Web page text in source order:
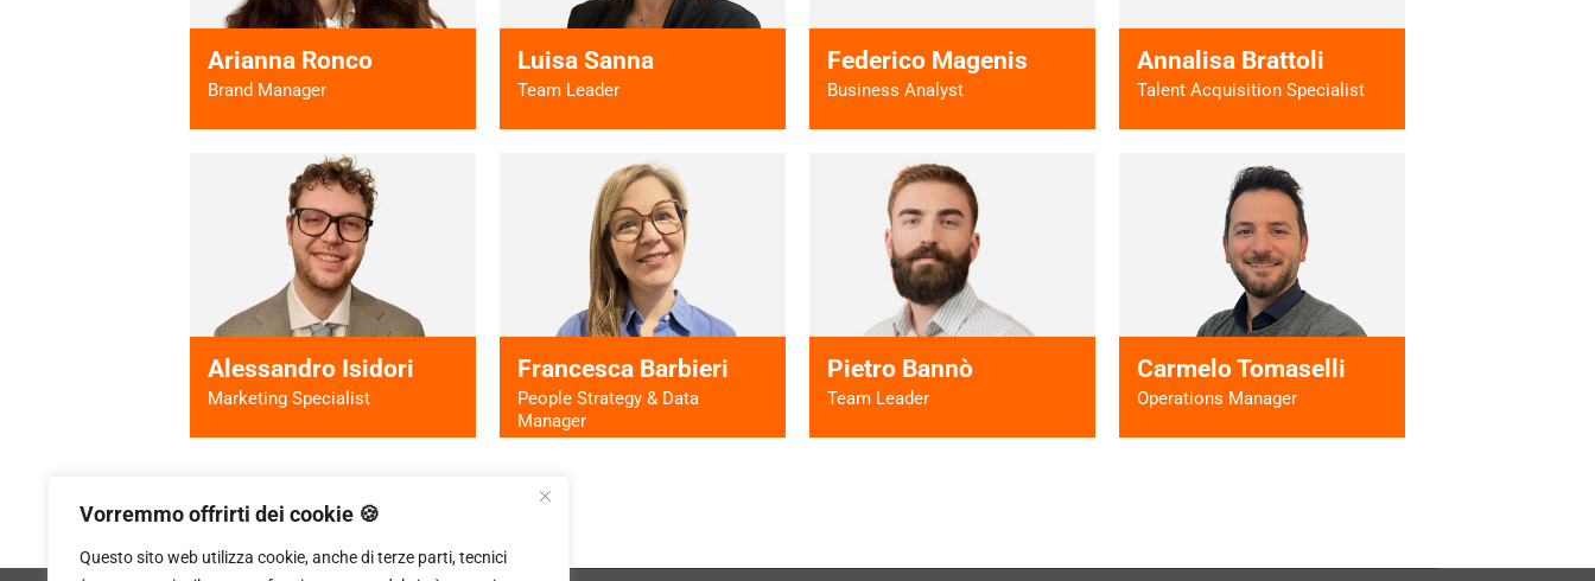
Vorremmo offrirti dei cookie 🍪
Questo sito web utilizza cookie, anche di terze parti, tecnici
Arianna Ronco
Brand Manager
Vai al profilo >
Luisa Sanna
Team Leader
Vai al profilo >
Federico Magenis
Business Analyst
Vai al profilo >
Annalisa Brattoli
Talent Acquisition Specialist
Vai al profilo >
Alessandro Isidori
Marketing Specialist
Francesca Barbieri
People Strategy & Data
Manager
Pietro Bannò
Team Leader
Carmelo Tomaselli
Operations Manager